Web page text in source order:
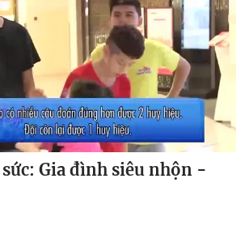
sức: Gia đình siêu nhộn -